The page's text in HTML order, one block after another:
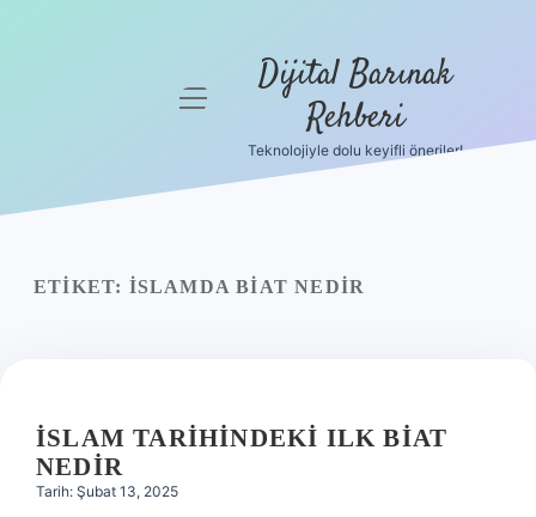
menüyü
Dijital Barınak
Rehberi
Teknolojiyle dolu keyifli öneriler!
ETIKET: İSLAMDA BIAT NEDIR
İSLAM TARIHINDEKI ILK BIAT
NEDIR
Tarih: Şubat 13, 2025